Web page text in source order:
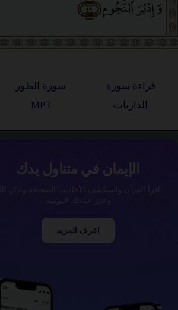
وَإِدْبَٰرَ ٱلنُّجُومِ﴿٤٩﴾
قراءة سورة
الذاريات
سورة الطور
MP3
الإيمان في متناول يدك
اقرأ القرآن واستكشف الأحاديث الصحيحة واذكر الله
اعرف المزيد